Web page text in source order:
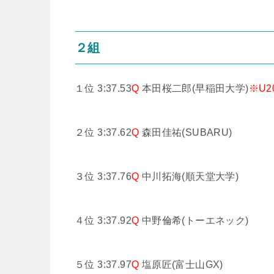
２組
１位 3:37.53Q 本田桜二郎(早稲田大学)
２位 3:37.62Q 森田佳祐(SUBARU)
３位 3:37.76Q 中川拓海(順天堂大学)
４位 3:37.92Q 中野倫希(トーエネック)
５位 3:37.97Q 塩原匠(富士山GX)